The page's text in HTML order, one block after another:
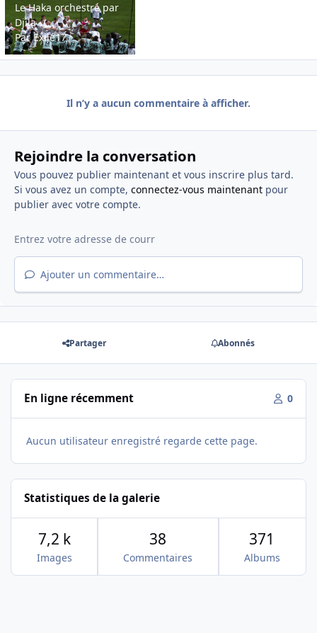
Le Haka orchestré par
Djila
ParExilé17
Il n’y a aucun commentaire à afficher.
Rejoindre la conversation
Vous pouvez publier maintenant et vous inscrire plus tard.
Si vous avez un compte, connectez-vous maintenantpour
publier avec votre compte.
Ajouter un commentaire…
Partager Abonnés
En ligne récemment 0
Aucun utilisateur enregistré regarde cette page.
Statistiques de la galerie
Images
7,2 k
Commentaires
38
Albums
371